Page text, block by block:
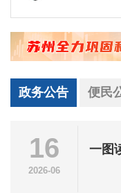
政务公告 便民
16
2026-06
一图